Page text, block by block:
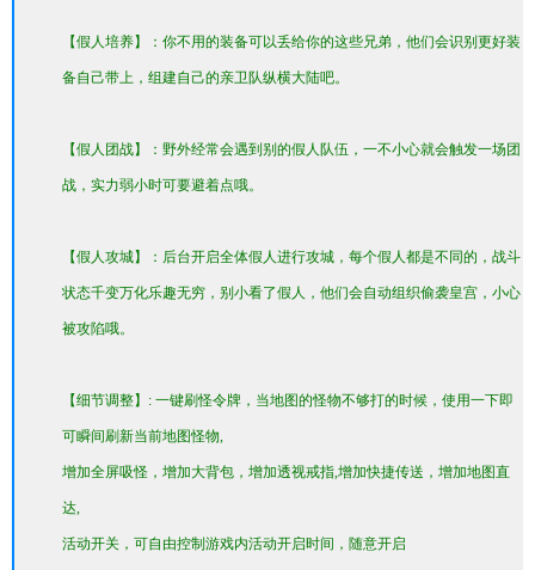
【假人培养】：你不用的装备可以丢给你的这些兄弟，他们会识别更好装
备自己带上，组建自己的亲卫队纵横大陆吧。
【假人团战】：野外经常会遇到别的假人队伍，一不小心就会触发一场团
战，实力弱小时可要避着点哦。
【假人攻城】：后台开启全体假人进行攻城，每个假人都是不同的，战斗
状态千变万化乐趣无穷，别小看了假人，他们会自动组织偷袭皇宫，小心
被攻陷哦。
【细节调整】: 一键刷怪令牌，当地图的怪物不够打的时候，使用一下即
可瞬间刷新当前地图怪物,
增加全屏吸怪，增加大背包，增加透视戒指,增加快捷传送，增加地图直
达,
活动开关，可自由控制游戏内活动开启时间，随意开启